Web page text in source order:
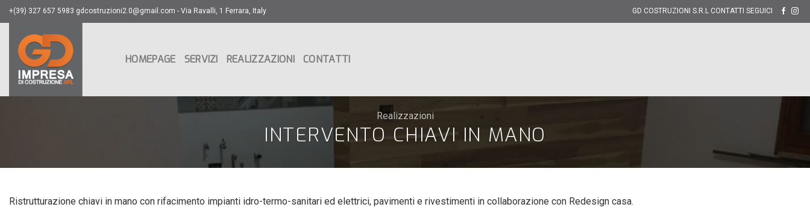
Skip
to
content
+(39) 327 657 5983 gdcostruzioni2.0@gmail.com - Via Ravalli, 1 Ferrara, Italy GD COSTRUZIONI S.R.L CONTATTI SEGUICI
HOMEPAGE SERVIZI REALIZZAZIONI CONTATTI
Realizzazioni
INTERVENTO CHIAVI IN MANO
Ristrutturazione chiavi in mano con rifacimento impianti idro-termo-sanitari ed elettrici, pavimenti e rivestimenti in collaborazione con Redesign casa.